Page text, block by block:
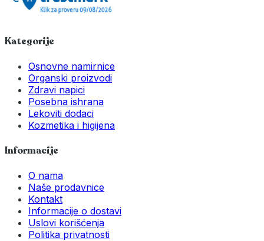
Kategorije
Osnovne namirnice
Organski proizvodi
Zdravi napici
Posebna ishrana
Lekoviti dodaci
Kozmetika i higijena
Informacije
O nama
Naše prodavnice
Kontakt
Informacije o dostavi
Uslovi korišćenja
Politika privatnosti